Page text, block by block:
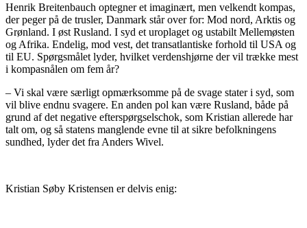
Henrik Breitenbauch optegner et imaginært, men velkendt kompas,
der peger på de trusler, Danmark står over for: Mod nord, Arktis og
Grønland. I øst Rusland. I syd et uroplaget og ustabilt Mellemøsten
og Afrika. Endelig, mod vest, det transatlantiske forhold til USA og
til EU. Spørgsmålet lyder, hvilket verdenshjørne der vil trække mest
i kompasnålen om fem år?
– Vi skal være særligt opmærksomme på de svage stater i syd, som
vil blive endnu svagere. En anden pol kan være Rusland, både på
grund af det negative efterspørgselschok, som Kristian allerede har
talt om, og så statens manglende evne til at sikre befolkningens
sundhed, lyder det fra Anders Wivel.
Kristian Søby Kristensen er delvis enig: